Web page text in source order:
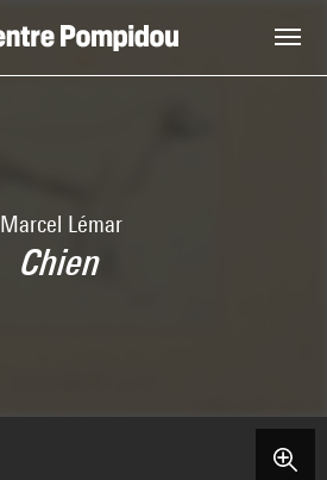
Marcel Lémar
Chien